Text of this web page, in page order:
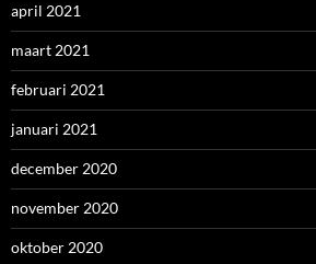
april 2021
maart 2021
februari 2021
januari 2021
december 2020
november 2020
oktober 2020